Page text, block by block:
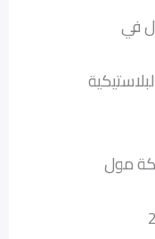
في
مول